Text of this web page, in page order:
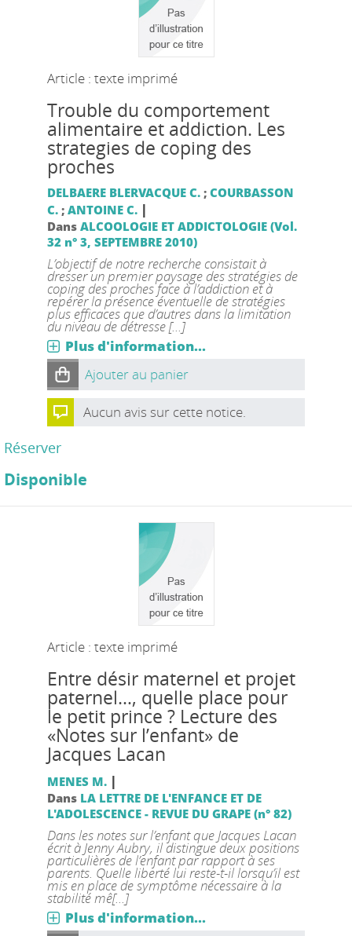
Article : texte imprimé
Trouble du comportement
alimentaire et addiction. Les
strategies de coping des
proches
DELBAERE BLERVACQUE C.; COURBASSON
C.; ANTOINE C. |
Dans ALCOOLOGIE ET ADDICTOLOGIE (Vol.
32 n° 3, SEPTEMBRE 2010)
L’objectif de notre recherche consistait à
dresser un premier paysage des stratégies de
coping des proches face à l’addiction et à
repérer la présence éventuelle de stratégies
plus efficaces que d’autres dans la limitation
du niveau de détresse [...]
Plus d'information...
Ajouter au panier
Aucun avis sur cette notice.
Réserver
Disponible
Article : texte imprimé
Entre désir maternel et projet
paternel…, quelle place pour
le petit prince ? Lecture des
«Notes sur l’enfant» de
Jacques Lacan
MENES M. |
Dans LA LETTRE DE L'ENFANCE ET DE
L'ADOLESCENCE - REVUE DU GRAPE (n° 82)
Dans les notes sur l’enfant que Jacques Lacan
écrit à Jenny Aubry, il distingue deux positions
particulières de l’enfant par rapport à ses
parents. Quelle liberté lui reste-t-il lorsqu’il est
mis en place de symptôme nécessaire à la
stabilité mê[...]
Plus d'information...